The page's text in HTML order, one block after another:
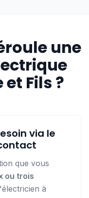
une
Fils ?
via le
que vous
ou trois
à